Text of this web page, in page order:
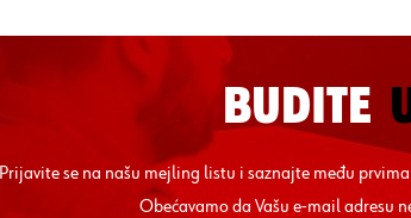
BUDITE
Prijavite se na našu mejling listu i saznajte među
Obećavamo da Vašu e-mail adresu